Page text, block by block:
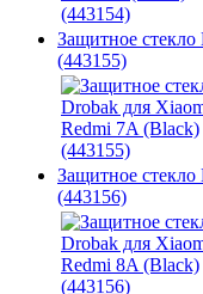
Защитное
(443155)
Защитное
(443156)